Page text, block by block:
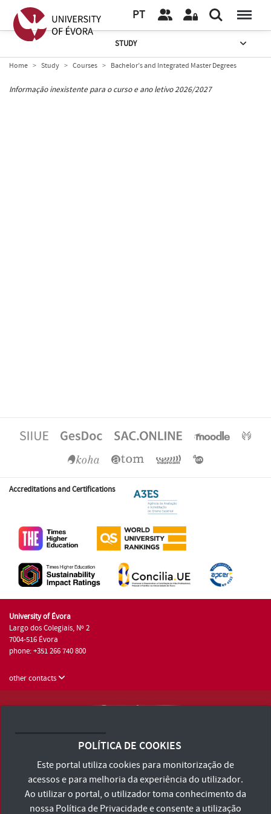
PT
STUDY
Home Study Courses Bachelor’s and Integrated Master Degrees
Informação inexistente para o curso e ano letivo 2026/2027
Accreditations and Certifications
University of Évora
Largo dos Colegiais, Nº 2
7004-516 Évora
phone: +351 266 740 800
other contacts
Terms and Conditions and Privacy Policy
Accessibility Statement
POLÍTICA DE COOKIES
Este portal utiliza cookies para monitorização de
acessos e para melhoria da experiência do utilizador.
Ao utilizar o portal, o utilizador toma conhecimento da
nossa Política de Privacidadee consente a utilização